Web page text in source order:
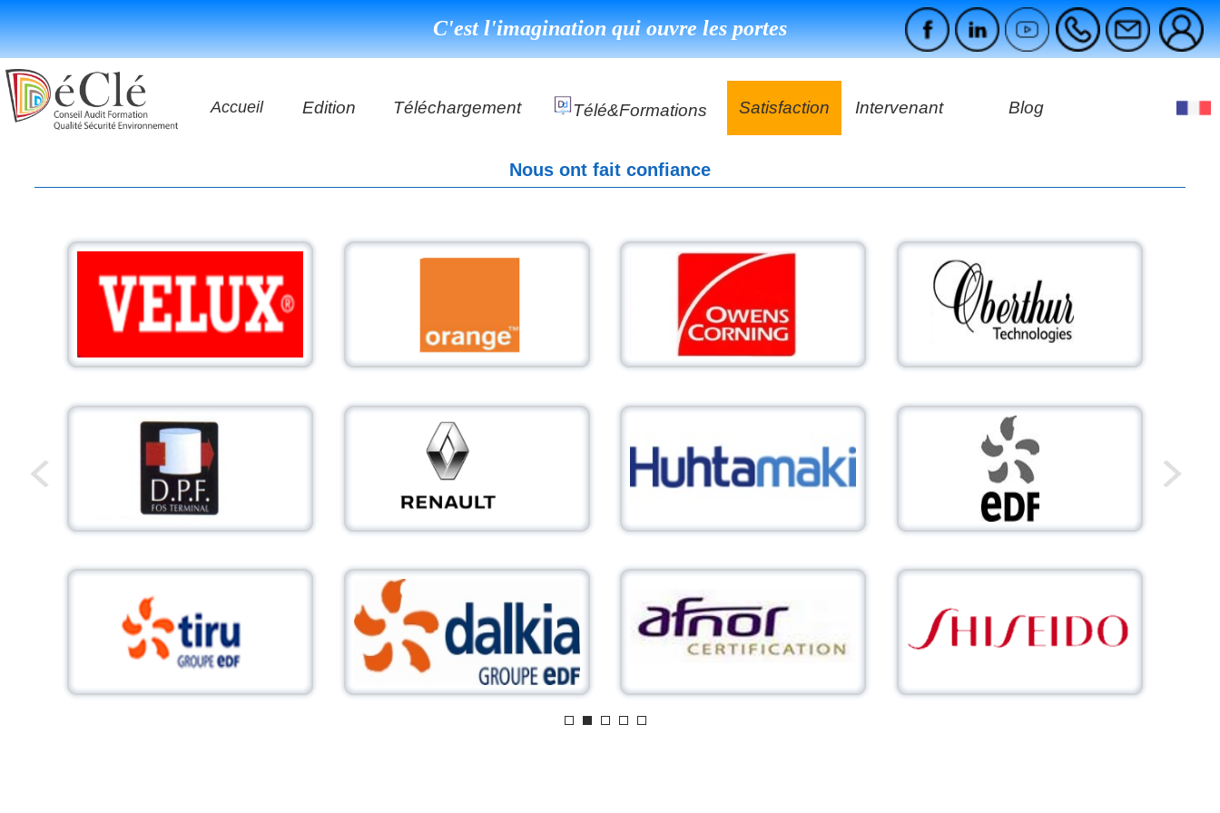
C'est l'imagination qui ouvre les portes
Accueil Edition
DéClé Excellence Opérationnel Audit
Les livres
Téléchargement Télé&formations Satisfaction
Témoignages
Intervenant Blog
Nous ont fait confiance